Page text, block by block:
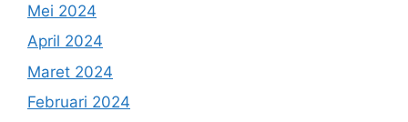
Mei 2024
April 2024
Maret 2024
Februari 2024